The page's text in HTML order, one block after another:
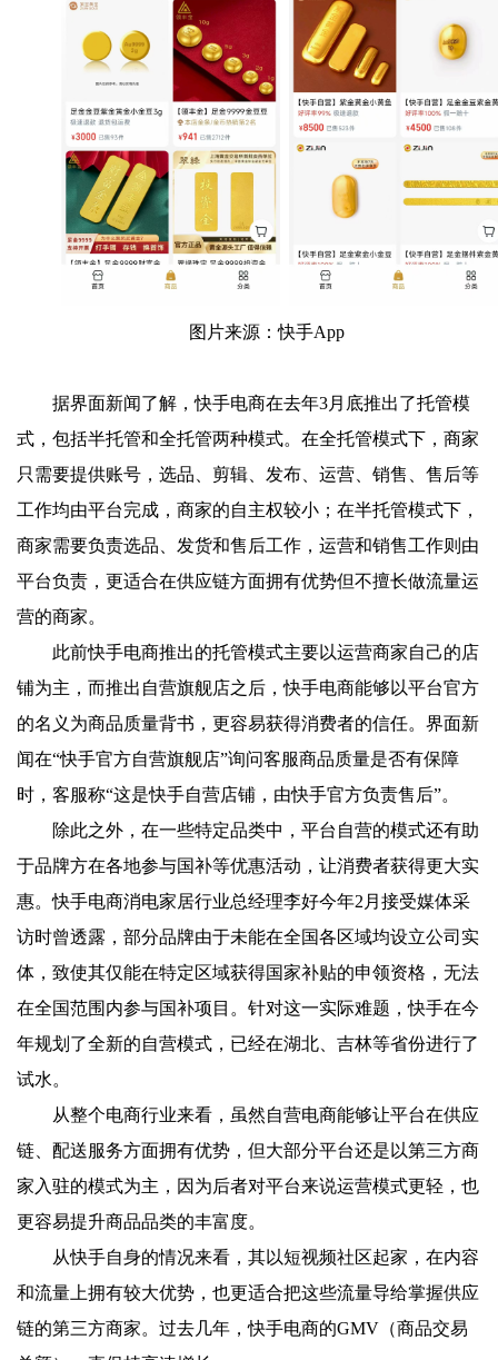
图片来源：快手App
据界面新闻了解，快手电商在去年3月底推出了托管模
式，包括半托管和全托管两种模式。在全托管模式下，商家
只需要提供账号，选品、剪辑、发布、运营、销售、售后等
工作均由平台完成，商家的自主权较小；在半托管模式下，
商家需要负责选品、发货和售后工作，运营和销售工作则由
平台负责，更适合在供应链方面拥有优势但不擅长做流量运
营的商家。
此前快手电商推出的托管模式主要以运营商家自己的店
铺为主，而推出自营旗舰店之后，快手电商能够以平台官方
的名义为商品质量背书，更容易获得消费者的信任。界面新
闻在“快手官方自营旗舰店”询问客服商品质量是否有保障
时，客服称“这是快手自营店铺，由快手官方负责售后”。
除此之外，在一些特定品类中，平台自营的模式还有助
于品牌方在各地参与国补等优惠活动，让消费者获得更大实
惠。快手电商消电家居行业总经理李好今年2月接受媒体采
访时曾透露，部分品牌由于未能在全国各区域均设立公司实
体，致使其仅能在特定区域获得国家补贴的申领资格，无法
在全国范围内参与国补项目。针对这一实际难题，快手在今
年规划了全新的自营模式，已经在湖北、吉林等省份进行了
试水。
从整个电商行业来看，虽然自营电商能够让平台在供应
链、配送服务方面拥有优势，但大部分平台还是以第三方商
家入驻的模式为主，因为后者对平台来说运营模式更轻，也
更容易提升商品品类的丰富度。
从快手自身的情况来看，其以短视频社区起家，在内容
和流量上拥有较大优势，也更适合把这些流量导给掌握供应
链的第三方商家。过去几年，快手电商的GMV（商品交易